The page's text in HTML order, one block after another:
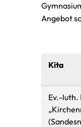
Angebot
Kita
Ev.-luth.